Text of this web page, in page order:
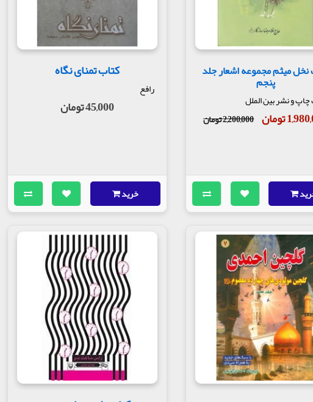
نخل میثم مجموعه اشعار جلد
پنجم
و نشر بین الملل
تومان 2,200,000 تومان
کتاب تمنای نگاه
رافع
45,000 تومان
خرید